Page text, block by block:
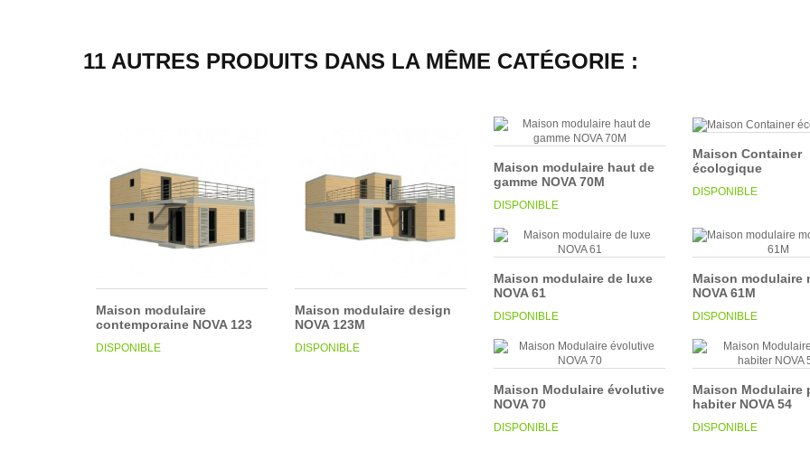
11 AUTRES PRODUITS DANS LA MÊME CATÉGORIE :
Maison modulaire
contemporaine NOVA 123
DISPONIBLE
Maison modulaire design
NOVA 123M
DISPONIBLE
Maison modulaire haut de
gamme NOVA 70M
DISPONIBLE
Maison Container
écologique
DISPONIBLE
Maison modulaire de luxe
NOVA 61
DISPONIBLE
Maison modulaire
NOVA 61M
DISPONIBLE
Maison Modulaire évolutive
NOVA 70
DISPONIBLE
Maison Modulaire
habiter NOVA 54
DISPONIBLE